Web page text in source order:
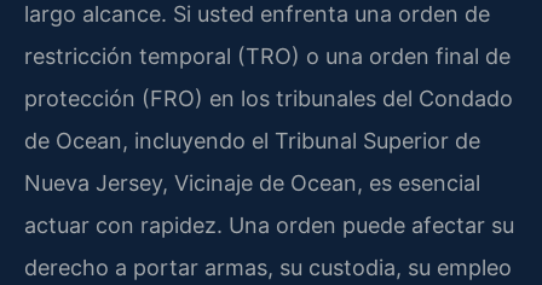
largo alcance. Si usted enfrenta una orden de
restricción temporal (TRO) o una orden final de
protección (FRO) en los tribunales del Condado
de Ocean, incluyendo el Tribunal Superior de
Nueva Jersey, Vicinaje de Ocean, es esencial
actuar con rapidez. Una orden puede afectar su
derecho a portar armas, su custodia, su empleo